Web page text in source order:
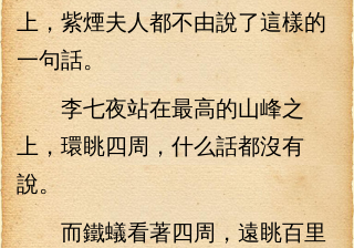
上，紫煙夫人都不由說了這樣的
一句話。
李七夜站在最高的山峰之
上，環眺四周，什么話都沒有
說。
而鐵蟻看著四周，遠眺百里